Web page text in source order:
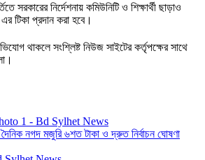
সরকারের নির্দেশনায় কমিউনিটি ও শিক্ষার্থী ছাড়াও
টিকা প্রদান করা হবে।
থাকলে সংশ্লিষ্ট নিউজ সাইটের কর্তৃপক্ষের সাথে
দৈনিক নগদ মজুরি ৬শত টাকা ও দ্রুত নির্বাচন ঘোষণা